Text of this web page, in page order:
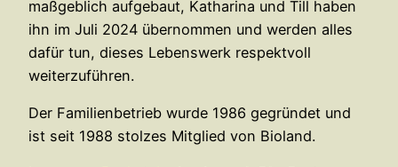
maßgeblich aufgebaut, Katharina und Till haben
ihn im Juli 2024 übernommen und werden alles
dafür tun, dieses Lebenswerk respektvoll
weiterzuführen.
Der Familienbetrieb wurde 1986 gegründet und
ist seit 1988 stolzes Mitglied von Bioland.